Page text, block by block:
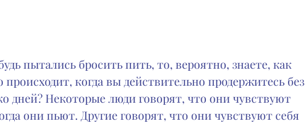
пытались бросить пить, то, вероятно, знаете, как
происходит, когда вы действительно продержитесь без
дней? Некоторые люди говорят, что они чувствуют
они пьют. Другие говорят, что они чувствуют себя